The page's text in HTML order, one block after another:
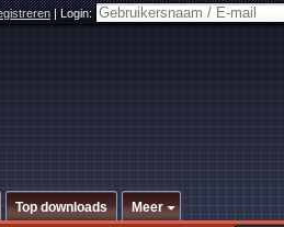
|Login:
Top downloads Meer